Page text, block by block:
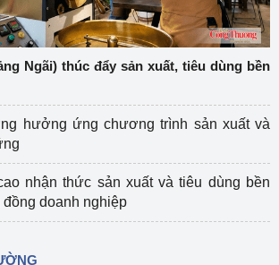
Ngãi) thúc đẩy sản xuất, tiêu dùng bền
hưởng ứng chương trình sản xuất và
nhận thức sản xuất và tiêu dùng bền
doanh nghiệp